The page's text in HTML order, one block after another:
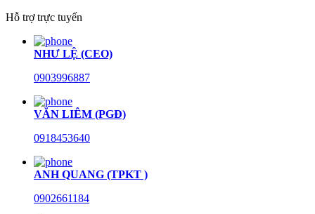
Hỗ trợ trực tuyến
NHƯ LỆ (CEO)
0903996887
VĂN LIÊM (PGĐ)
0918453640
ANH QUANG (TPKT )
0902661184